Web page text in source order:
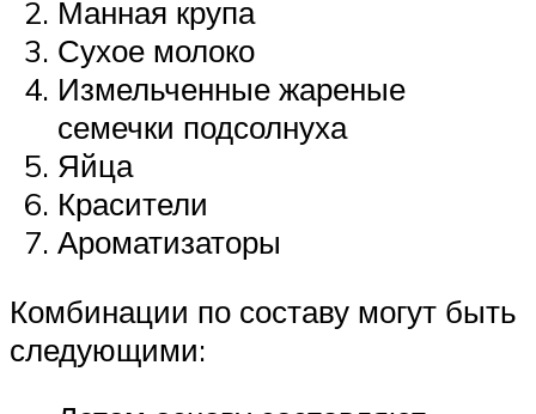
Манная крупа
Сухое молоко
Измельченные жареные
семечки подсолнуха
Яйца
Красители
Ароматизаторы
Комбинации по составу могут быть
следующими: